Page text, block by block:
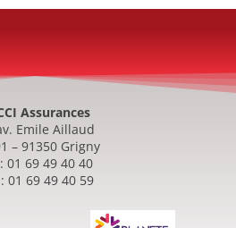
Assurances
Emile Aillaud
– 91350 Grigny
01 69 49 40 40
01 69 49 40 59